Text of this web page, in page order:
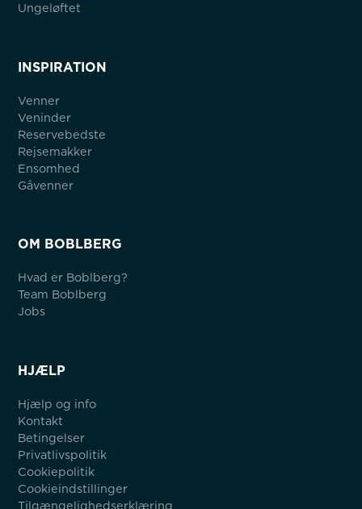
Ungeløftet
INSPIRATION
Venner
Veninder
Reservebedste
Rejsemakker
Ensomhed
Gåvenner
OM BOBLBERG
Hvad er Boblberg?
Team Boblberg
Jobs
HJÆLP
Hjælp og info
Kontakt
Betingelser
Privatlivspolitik
Cookiepolitik
Cookieindstillinger
Tilgængelighedserklæring